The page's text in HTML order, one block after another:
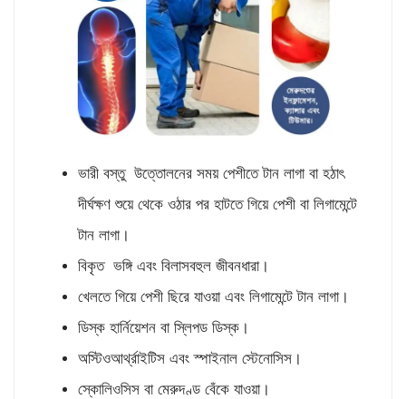
ভারী বস্তু উত্তোলনের সময় পেশীতে টান লাগা বা হঠাৎ
দীর্ঘক্ষণ শুয়ে থেকে ওঠার পর হাটতে গিয়ে পেশী বা লিগামেন্টে
টান লাগা।
বিকৃত ভঙ্গি এবং বিলাসবহুল জীবনধারা।
খেলতে গিয়ে পেশী ছিরে যাওয়া এবং লিগামেন্টে টান লাগা।
ডিস্ক হার্নিয়েশন বা স্লিপড ডিস্ক।
অস্টিওআর্থ্রাইটিস এবং স্পাইনাল স্টেনোসিস।
স্কোলিওসিস বা মেরুদণ্ড বেঁকে যাওয়া।